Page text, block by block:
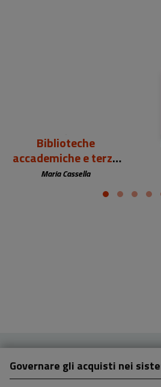
Biblioteche
accademiche e terza
missione
Maria Cassella